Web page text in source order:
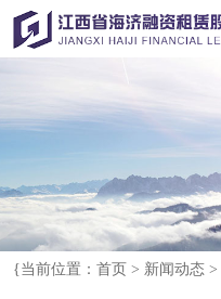
{当前位置： 首页> 新闻动态>